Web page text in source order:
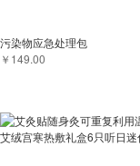
污染物应急处理包
￥149.00